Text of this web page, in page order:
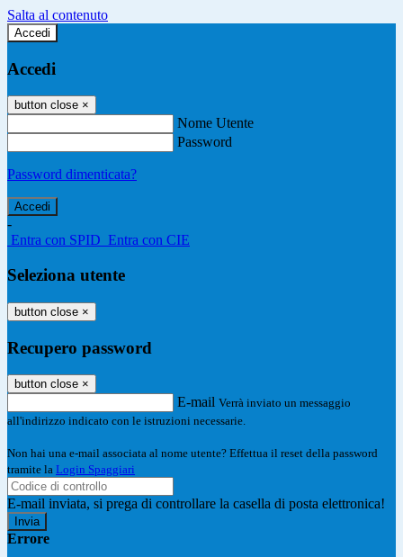
Salta al contenuto
Accedi
Accedi
button close ×
Nome Utente
Password
Password dimenticata?
-
Entra con SPID Entra con CIE
Seleziona utente
button close ×
Recupero password
button close ×
E-mail Verrà inviato un messaggio
all'indirizzo indicato con le istruzioni necessarie.
Non hai una e-mail associata al nome utente? Effettua il reset della password
tramite la Login Spaggiari
E-mail inviata, si prega di controllare la casella di posta elettronica!
Errore